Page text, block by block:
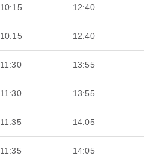
10:15 12:40
10:15 12:40
11:30 13:55
11:30 13:55
11:35 14:05
11:35 14:05